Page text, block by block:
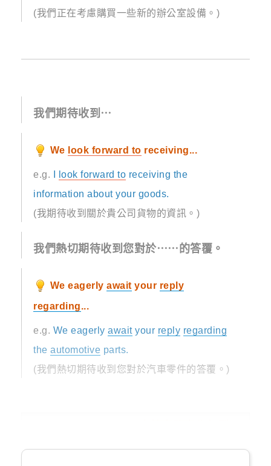
(我們正在考慮購買一些新的辦公室設備。)
我們期待收到⋯
We look forward to receiving...
e.g. look forward to receiving the
information about your goods.
(我期待收到關於貴公司貨物的資訊。)
我們熱切期待收到您對於⋯⋯的答覆。
We eagerly await your reply
regarding...
e.g. We eagerly awaityour reply regarding
the automotive parts.
(我們熱切期待收到您對於汽車零件的答覆。)